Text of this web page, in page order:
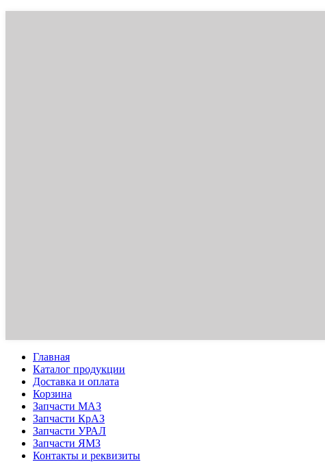
Главная
Каталог продукции
Доставка и оплата
Корзина
Запчасти МАЗ
Запчасти КрАЗ
Запчасти УРАЛ
Запчасти ЯМЗ
Контакты и реквизиты